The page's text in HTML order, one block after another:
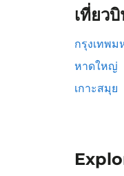
เที่ยว
กรุงเทพม
หาดใหญ่
เกาะสมุย